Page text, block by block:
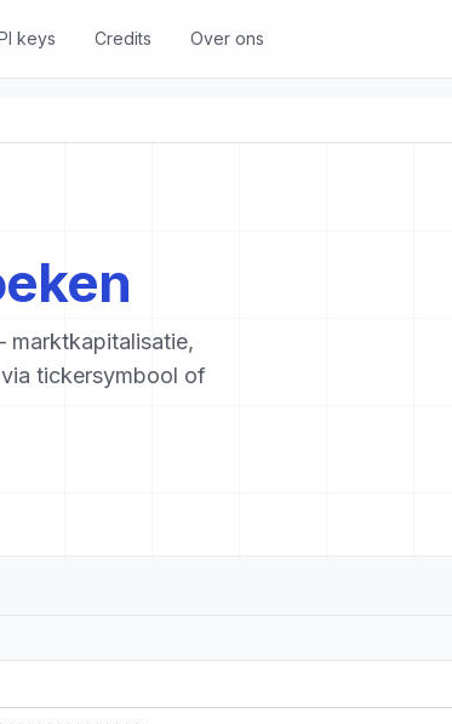
keys Credits Over ons
marktkapitalisatie,
tickersymbool of